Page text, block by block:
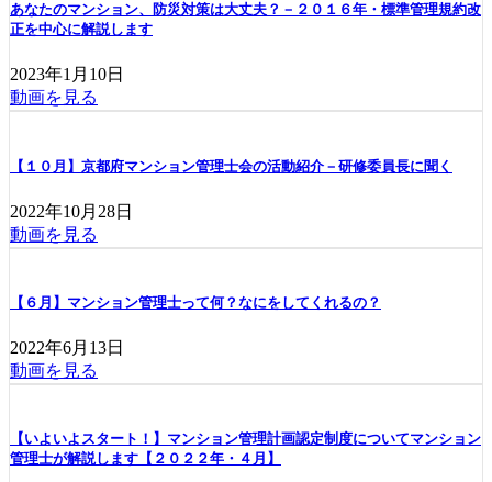
あなたのマンション、防災対策は大丈夫？－２０１６年・標準管理規約改
正を中心に解説します
2023年1月10日
動画を見る
【１０月】京都府マンション管理士会の活動紹介－研修委員長に聞く
2022年10月28日
動画を見る
【６月】マンション管理士って何？なにをしてくれるの？
2022年6月13日
動画を見る
【いよいよスタート！】マンション管理計画認定制度についてマンション
管理士が解説します【２０２２年・４月】